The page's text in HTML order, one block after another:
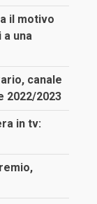
il motivo
a una
canale
2022/2023
in tv: